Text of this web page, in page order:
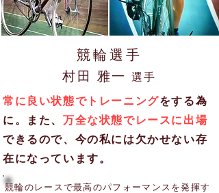
競輪選手
村田 雅一 選手
常に良い状態でトレーニングをする為
に。
​また、万全な状態でレースに出場
できるので、今の私には欠かせない存
在になっています。
競輪のレースで最高のパフォーマンスを発揮す